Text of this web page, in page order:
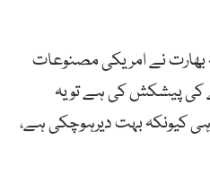
بھارت نے امریکی مصنوعات
کی پیشکش کی ہے تویہ
کیونکہ بہت دیرہوچکی ہے،